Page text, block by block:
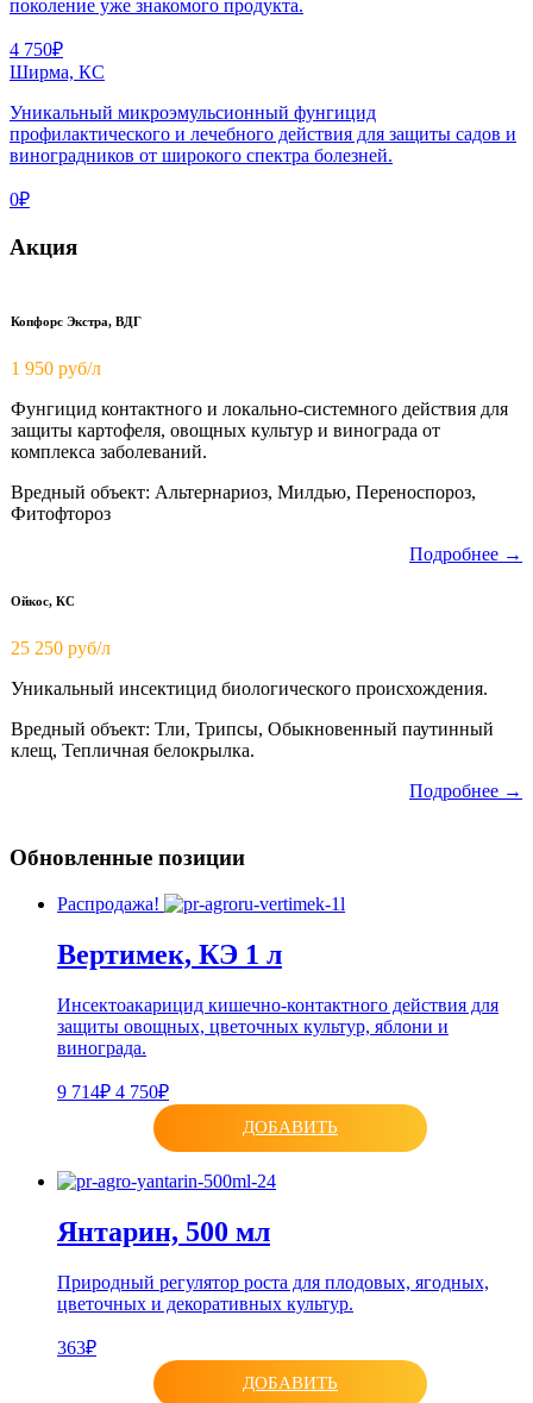
поколение уже знакомого продукта.
4 750₽
Ширма, КС
Уникальный микроэмульсионный фунгицид
профилактического и лечебного действия для защиты садов и
виноградников от широкого спектра болезней.
0₽
Акция
Копфорс Экстра, ВДГ
1 950 руб/л
Фунгицид контактного и локально-системного действия для
защиты картофеля, овощных культур и винограда от
комплекса заболеваний.
Вредный объект: Альтернариоз, Милдью, Переноспороз,
Фитофтороз
Подробнее →
Ойкос, КС
25 250 руб/л
Уникальный инсектицид биологического происхождения.
Вредный объект: Тли, Трипсы, Обыкновенный паутинный
клещ, Тепличная белокрылка.
Подробнее →
Обновленные позиции
Распродажа!
Вертимек, КЭ 1 л
Инсектоакарицид кишечно-контактного действия для
защиты овощных, цветочных культур, яблони и
винограда.
9 714₽ 4 750₽
ДОБАВИТЬ
Янтарин, 500 мл
Природный регулятор роста для плодовых, ягодных,
цветочных и декоративных культур.
363₽
ДОБАВИТЬ